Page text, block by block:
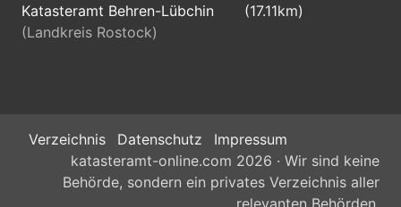
Katasteramt Behren-Lübchin
(17.11km)
(Landkreis Rostock)
Verzeichnis Datenschutz
Impressum
katasteramt-online.com 2026 · Wir sind keine
Behörde, sondern ein privates Verzeichnis aller
relevanten Behörden.